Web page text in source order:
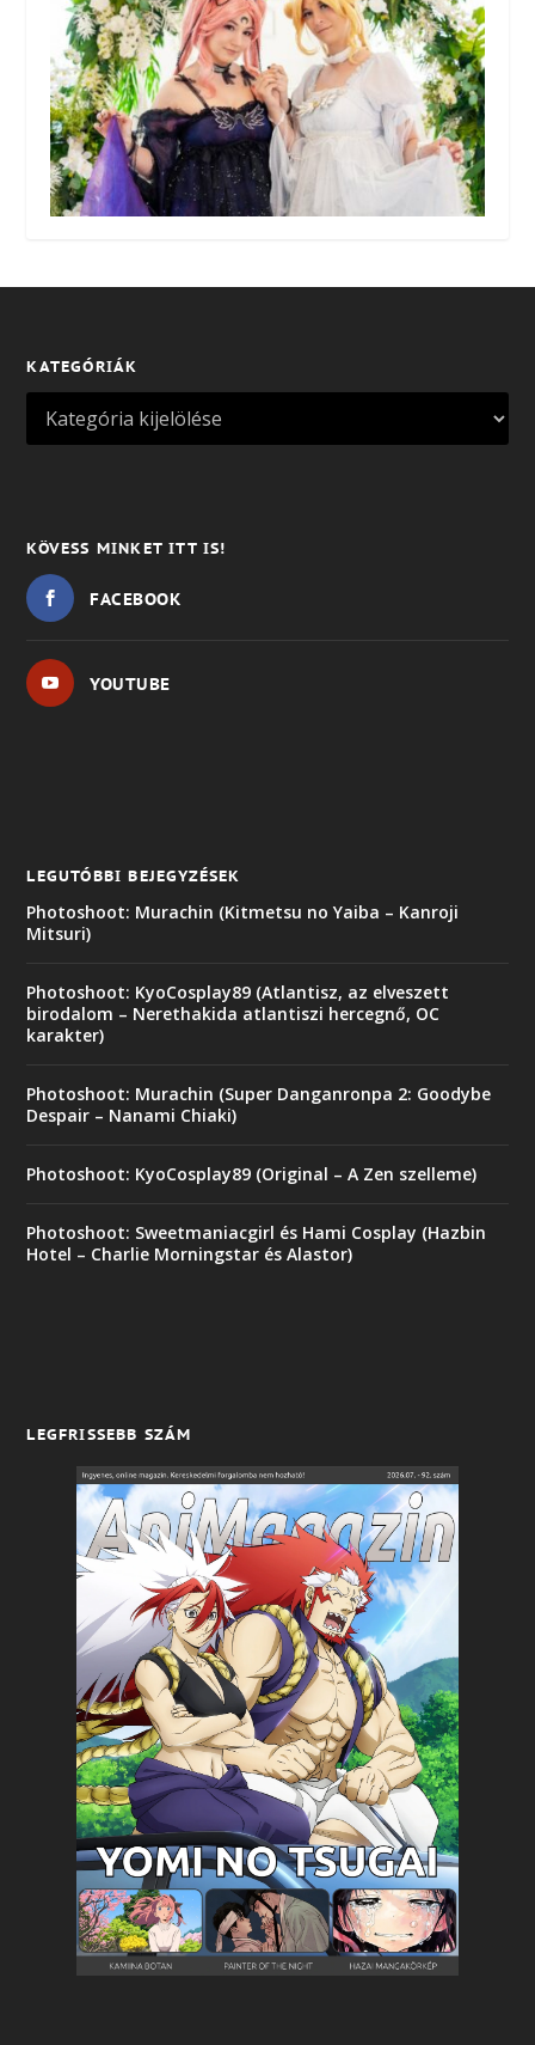
KATEGÓRIÁK
KÖVESS MINKET ITT IS!
FACEBOOK
YOUTUBE
LEGUTÓBBI BEJEGYZÉSEK
Photoshoot: Murachin (Kitmetsu no Yaiba – Kanroji
Mitsuri)
Photoshoot: KyoCosplay89 (Atlantisz, az elveszett
birodalom – Nerethakida atlantiszi hercegnő, OC
karakter)
Photoshoot: Murachin (Super Danganronpa 2: Goodybe
Despair – Nanami Chiaki)
Photoshoot: KyoCosplay89 (Original – A Zen szelleme)
Photoshoot: Sweetmaniacgirl és Hami Cosplay (Hazbin
Hotel – Charlie Morningstar és Alastor)
LEGFRISSEBB SZÁM